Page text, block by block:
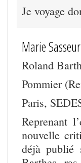
Je voyage
Marie
Roland
Pommier
Paris,
Reprenant
nouvelle
déjà publié